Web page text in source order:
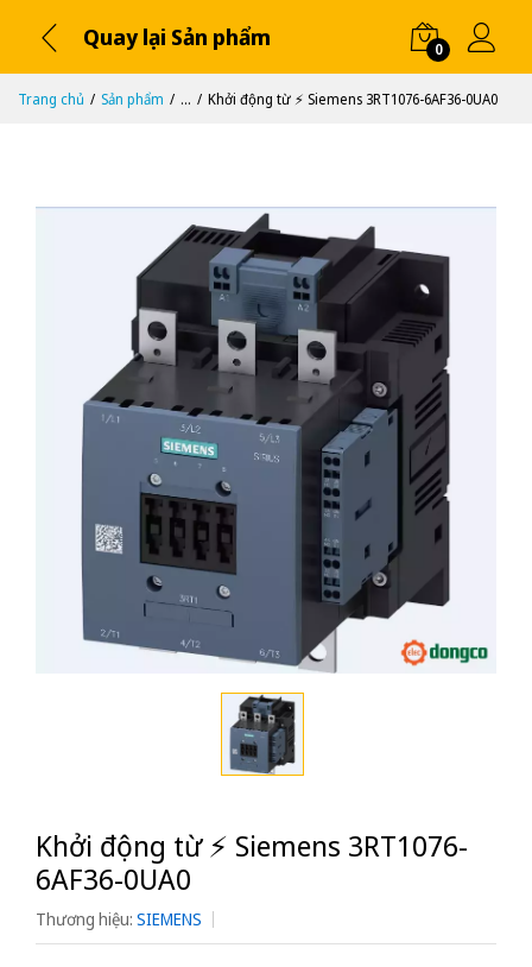
Quay lại Sản phẩm 0
Trang chủ Sản phẩm ... Khởi động từ ⚡️ Siemens 3RT1076-6AF36-0UA0
Khởi động từ ⚡️ Siemens 3RT1076-
6AF36-0UA0
Thương hiệu: SIEMENS